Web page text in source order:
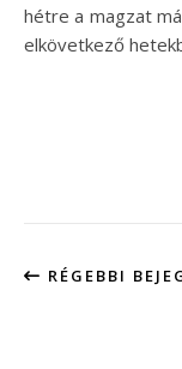
hétre a magzat
elkövetkező
RÉGEBBI